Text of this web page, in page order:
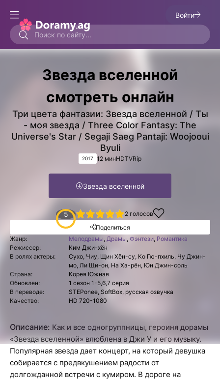
Войти
Звезда вселенной
смотреть онлайн
Три цвета фантазии: Звезда вселенной / Ты
- моя звезда / Three Color Fantasy: The
Universe's Star / Segaji Saeg Pantaji: Woojooui
Byuli
2017 12 минHDTVRip
Звезда вселенной
5
4 5 2 голосов
Поделиться
Жанр:
Мелодрамы, Драмы, Фэнтези, Романтика
Режиссер:
Ким Джи-хён
В ролях актеры:
Сухо, Чиу, Щин Хён-су, Ко Гю-пхиль, Чу Джин-
мо, Ли Щи-он, На Хэ-рён, Юн Джин-соль
Страна:
Корея Южная
Обновлен:
1 сезон 1-5,6,7 серия
В переводе:
STEPonee, SoftBox, русская озвучка
Качество:
HD 720-1080
Описание: Как и все одногруппницы, героиня дорамы
«Звезда вселенной» влюблена в Джи У и его музыку.
Популярная звезда дает концерт, на который девушка
собирается с предвкушением радости от
долгожданной встречи с кумиром. В дороге на